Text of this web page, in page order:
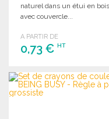
naturel dans un étui en
avec couvercle...
A PARTIR DE
0,73 € HT
COMMANDER
Demander un devis